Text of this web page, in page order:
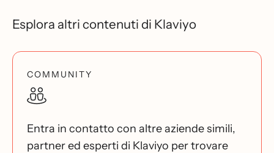
Esplora altri contenuti di Klaviyo
COMMUNITY
Entra in contatto con altre aziende simili,
partner ed esperti di Klaviyo per trovare